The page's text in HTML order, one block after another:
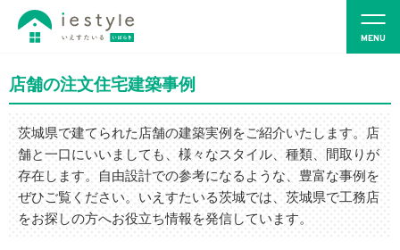
店舗の注文住宅建築事例
茨城県で建てられた店舗の建築実例をご紹介いたします。店
舗と一口にいいましても、様々なスタイル、種類、間取りが
存在します。自由設計での参考になるような、豊富な事例を
ぜひご覧ください。いえすたいる茨城では、茨城県で工務店
をお探しの方へお役立ち情報を発信しています。